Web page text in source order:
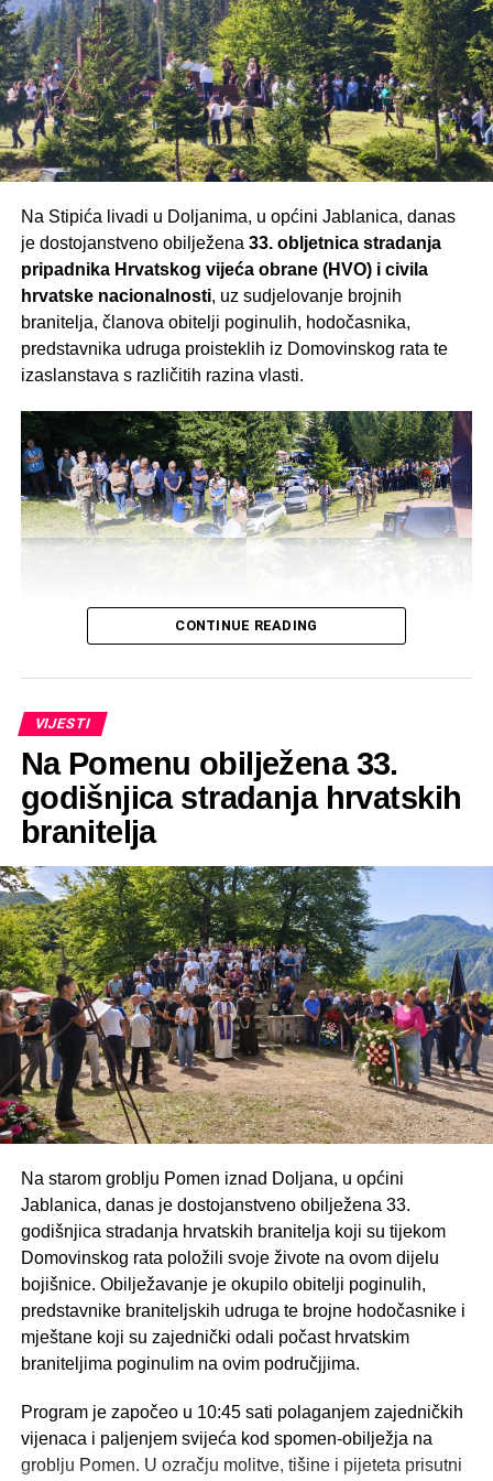
svojim dolaskom podrže ovu plemenitu akciju i budu dio
večeri ispunjene pjesmom, druženjem i zajedništvom.
Posebnu zahvalnost upućuju svim sponzorima i brojnim
posjetiteljima koji već treću godinu zaredom podupiru ovu
humanitarnu priču.
Vidimo se u nedjelju, 9. kolovoza, na školskom
Na Stipića livadi u Doljanima, u općini Jablanica, danas
je dostojanstveno obilježena 33. obljetnica stradanja
pripadnika Hrvatskog vijeća obrane (HVO) i civila
hrvatske nacionalnosti, uz sudjelovanje brojnih
branitelja, članova obitelji poginulih, hodočasnika,
predstavnika udruga proisteklih iz Domovinskog rata te
izaslanstava s različitih razina vlasti.
CONTINUE READING
VIJESTI
Na Pomenu obilježena 33.
godišnjica stradanja hrvatskih
branitelja
Na starom groblju Pomen iznad Doljana, u općini
Jablanica, danas je dostojanstveno obilježena 33.
godišnjica stradanja hrvatskih branitelja koji su tijekom
Domovinskog rata položili svoje živote na ovom dijelu
bojišnice. Obilježavanje je okupilo obitelji poginulih,
predstavnike braniteljskih udruga te brojne hodočasnike i
mještane koji su zajednički odali počast hrvatskim
braniteljima poginulim na ovim područjjima.
Program je započeo u 10:45 sati polaganjem zajedničkih
vijenaca i paljenjem svijeća kod spomen-obilježja na
groblju Pomen. U ozračju molitve, tišine i pijeteta prisutni